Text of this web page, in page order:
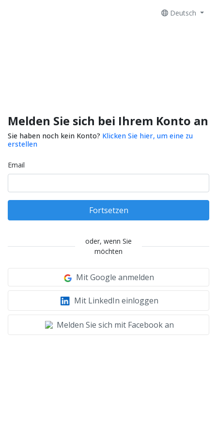
Deutsch
Melden Sie sich bei Ihrem Konto an
Sie haben noch kein Konto? Klicken Sie hier, um eine zu
erstellen
Email
Fortsetzen
oder, wenn Sie
möchten
Mit Google anmelden
Mit LinkedIn einloggen
Melden Sie sich mit Facebook an